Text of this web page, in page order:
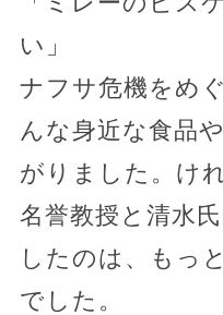
い」
ナフサ危機をめ
んな身近な食品
がりました。け
名誉教授と清水
したのは、もっ
でした。